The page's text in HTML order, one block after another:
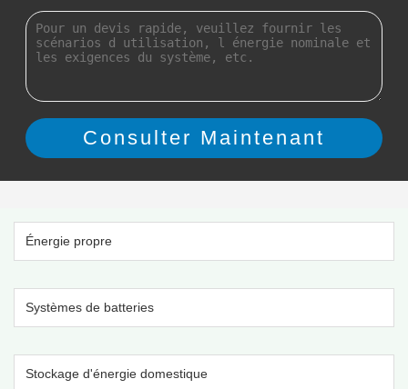
Énergie propre
Systèmes de batteries
Stockage d'énergie domestique